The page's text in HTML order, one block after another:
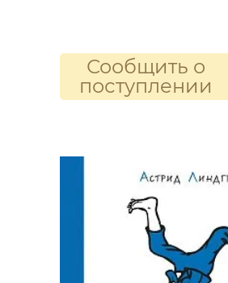
Сообщить о
поступлении